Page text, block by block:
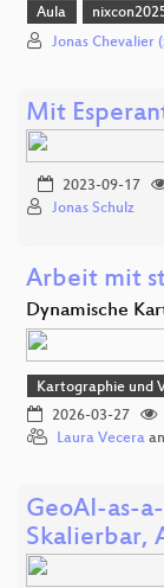
Aula
Jonas Chevalier
Mit
2023-09-17
Jonas Schulz
Arbeit mit
Dynamische
Kartographie und
2026-03-27
Laura Vecera
GeoAI-as-
Skalierbar,